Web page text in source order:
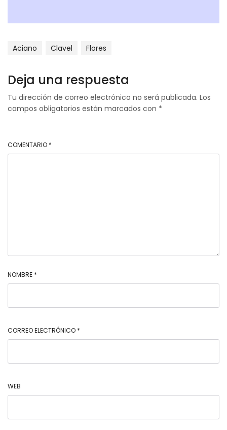
Aciano Clavel Flores
Deja una respuesta
Tu dirección de correo electrónico no será publicada. Los
campos obligatorios están marcados con *
COMENTARIO *
NOMBRE *
CORREO ELECTRÓNICO *
WEB
cookies,
publicidad
dirigida.